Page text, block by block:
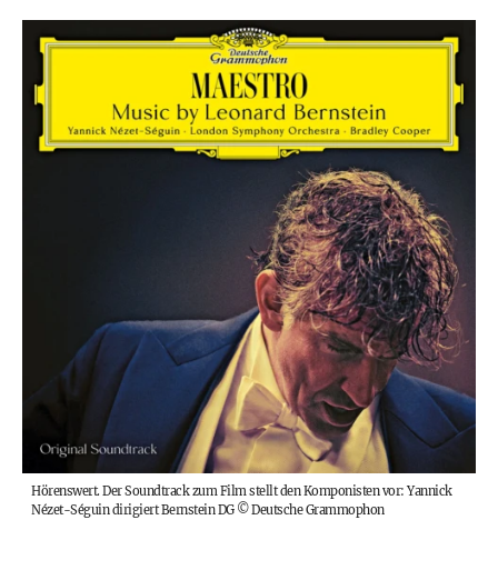
Hörenswert. Der Soundtrack zum Film stellt den Komponisten vor: Yannick
Nézet-Séguin dirigiert Bernstein DG©Deutsche Grammophon